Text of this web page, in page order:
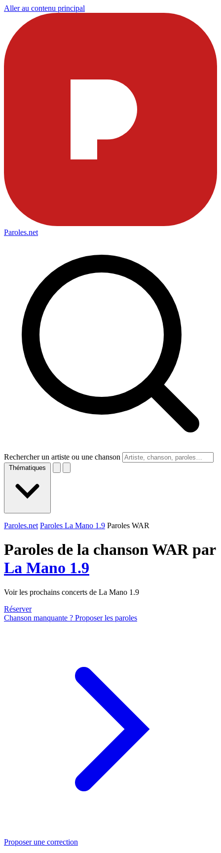
Aller au contenu principal
Paroles.net
Rechercher un artiste ou une chanson
Thématiques
Paroles.net Paroles La Mano 1.9 Paroles WAR
Paroles de la chanson WAR par
La Mano 1.9
Voir les prochains concerts de La Mano 1.9
Réserver
Chanson manquante ? Proposer les paroles
Proposer une correction